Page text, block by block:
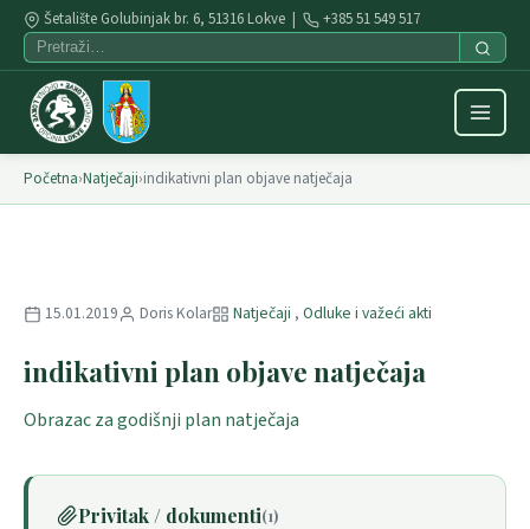
Šetalište Golubinjak br. 6, 51316 Lokve | +385 51 549 517
Početna›Natječaji›indikativni plan objave natječaja
15.01.2019 Doris Kolar Natječaji , Odluke i važeći akti
indikativni plan objave natječaja
Obrazac za godišnji plan natječaja
Privitak / dokumenti(1)